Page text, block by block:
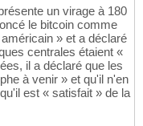
un virage à 180
le bitcoin comme
» et a déclaré
centrales étaient «
il a déclaré que les
à venir » et qu'il n'en
est « satisfait » de la